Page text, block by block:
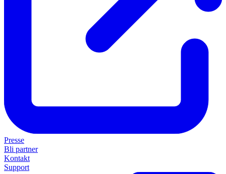
Presse
Bli partner
Kontakt
Support